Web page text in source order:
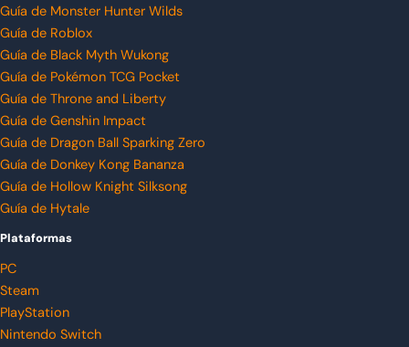
Guía de Monster Hunter Wilds
Guía de Roblox
Guía de Black Myth Wukong
Guía de Pokémon TCG Pocket
Guía de Throne and Liberty
Guía de Genshin Impact
Guía de Dragon Ball Sparking Zero
Guía de Donkey Kong Bananza
Guía de Hollow Knight Silksong
Guía de Hytale
Plataformas
PC
Steam
PlayStation
Nintendo Switch